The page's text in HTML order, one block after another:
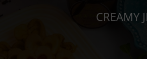
CREAMY